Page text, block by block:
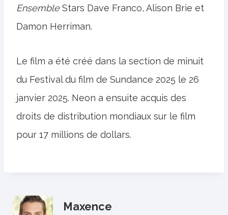
EnsembleStars Dave Franco, Alison Brie et
Damon Herriman.
Le film a été créé dans la section de minuit
du Festival du film de Sundance 2025 le 26
janvier 2025. Neon a ensuite acquis des
droits de distribution mondiaux sur le film
pour 17 millions de dollars.
Maxence